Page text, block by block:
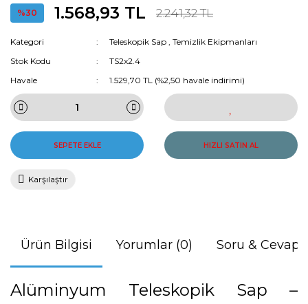
%30 1.568,93 TL 2.241,32 TL
Kategori Teleskopik Sap ,Temizlik Ekipmanları
Stok Kodu
TS2x2.4
Havale
1.529,70 TL (%2,50 havale indirimi)
SEPETE EKLE HIZLI SATIN AL
Karşılaştır
Ürün Bilgisi Yorumlar (0) Soru & Cevap
Alüminyum Teleskopik Sap –